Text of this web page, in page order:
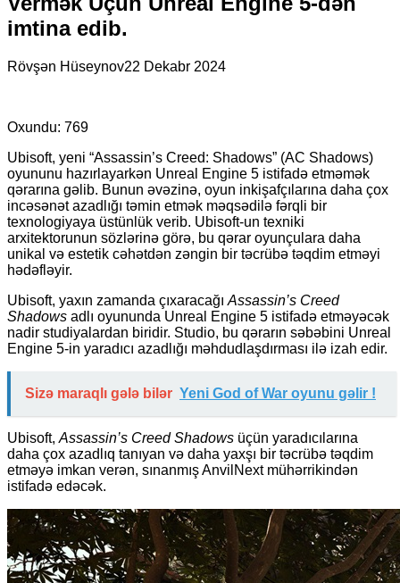
imtina edib.
Rövşən Hüseynov22 Dekabr 2024
Oxundu: 769
Ubisoft, yeni “Assassin’s Creed: Shadows” (AC Shadows)
oyununu hazırlayarkən Unreal Engine 5 istifadə etməmək
qərarına gəlib. Bunun əvəzinə, oyun inkişafçılarına daha çox
incəsənət azadlığı təmin etmək məqsədilə fərqli bir
texnologiyaya üstünlük verib. Ubisoft-un texniki
arxitektorunun sözlərinə görə, bu qərar oyunçulara daha
unikal və estetik cəhətdən zəngin bir təcrübə təqdim etməyi
hədəfləyir.
Ubisoft, yaxın zamanda çıxaracağı Assassin’s Creed
Shadows adlı oyununda Unreal Engine 5 istifadə etməyəcək
nadir studiyalardan biridir. Studio, bu qərarın səbəbini Unreal
Engine 5-in yaradıcı azadlığı məhdudlaşdırması ilə izah edir.
Sizə maraqlı gələ bilər Yeni God of War oyunu gəlir !
Ubisoft, Assassin’s Creed Shadows üçün yaradıcılarına
daha çox azadlıq tanıyan və daha yaxşı bir təcrübə təqdim
etməyə imkan verən, sınanmış AnvilNext mühərrikindən
istifadə edəcək.